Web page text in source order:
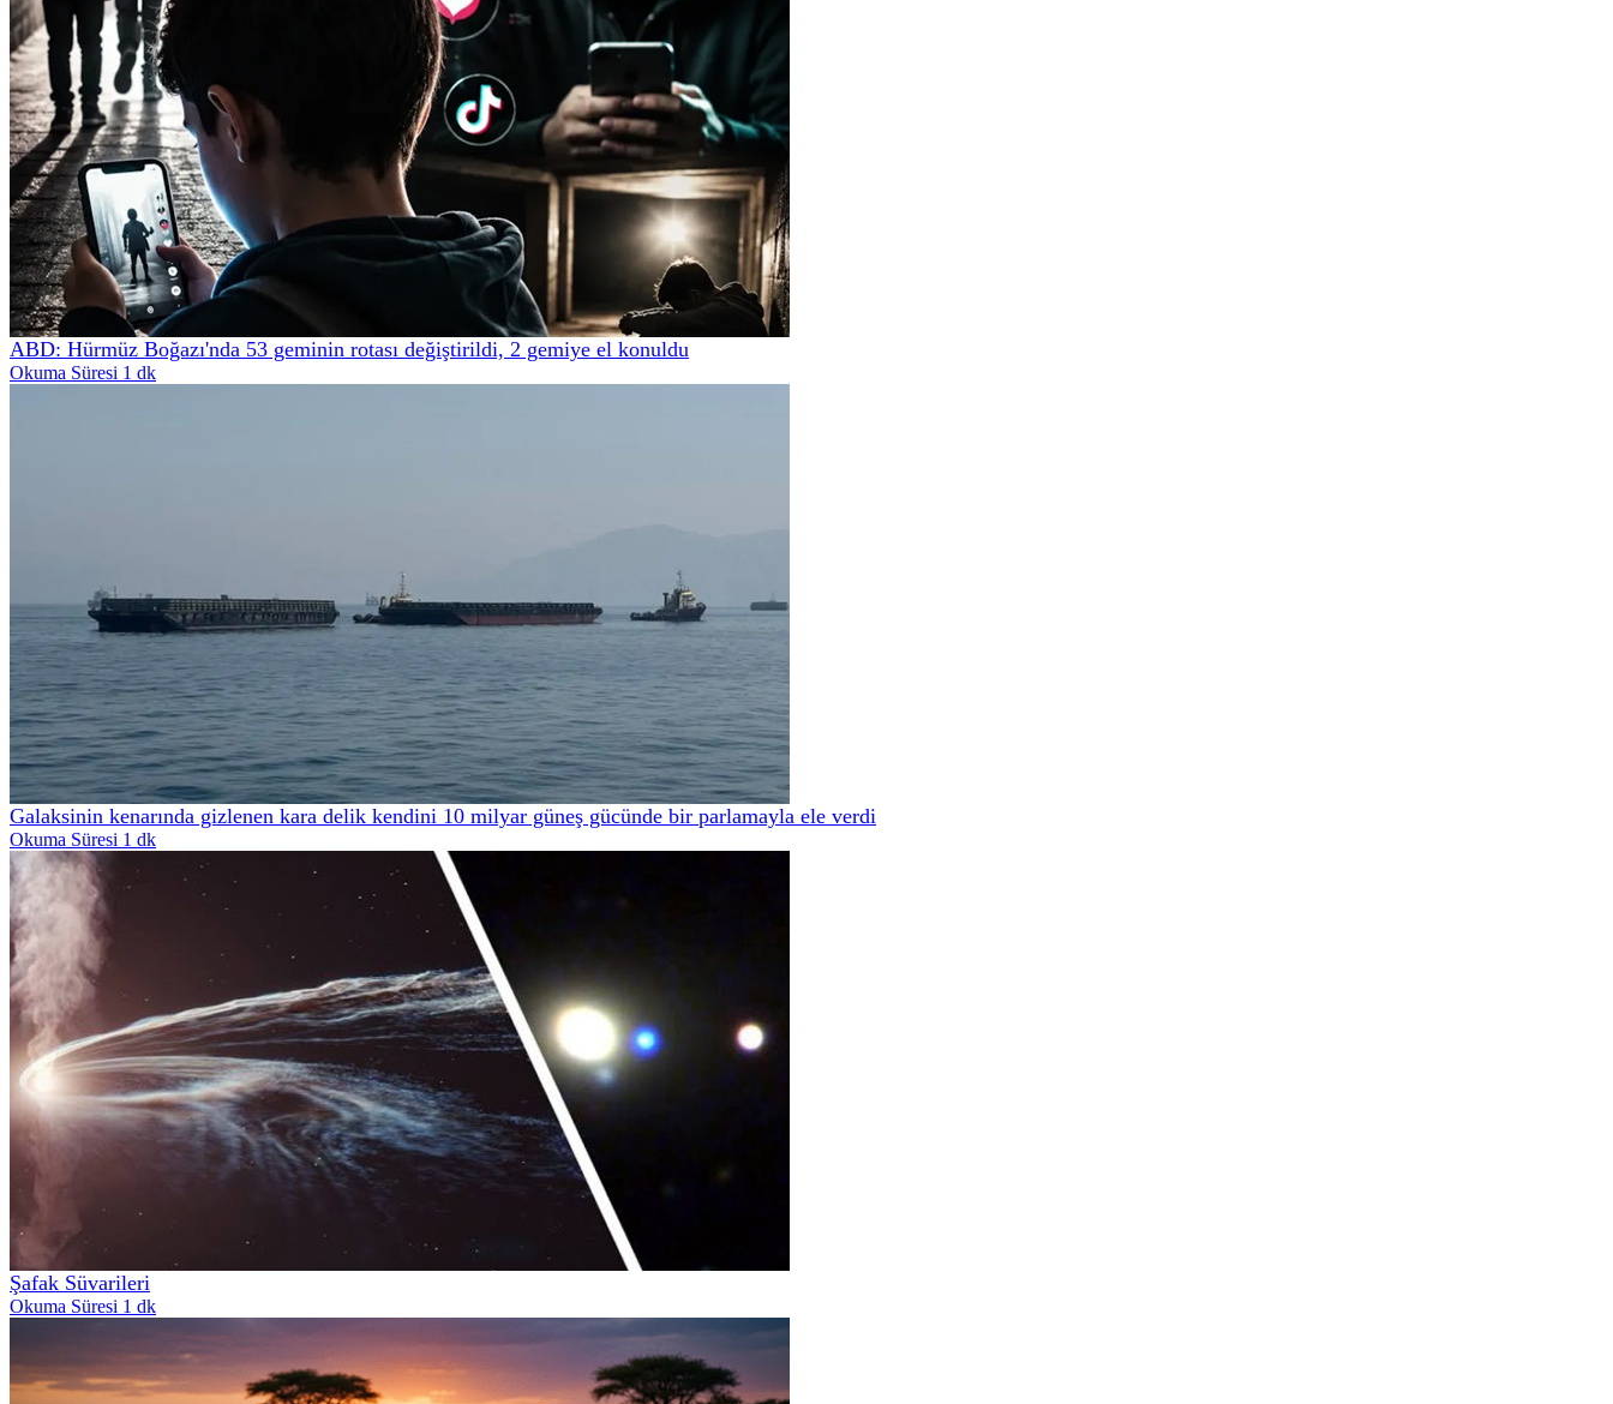
ABD: Hürmüz Boğazı'nda 53 geminin rotası değiştirildi, 2 gemiye el konuldu
Okuma Süresi 1 dk
Galaksinin kenarında gizlenen kara delik kendini 10 milyar güneş gücünde bir parlamayla ele verdi
Okuma Süresi 1 dk
Şafak Süvarileri
Okuma Süresi 1 dk